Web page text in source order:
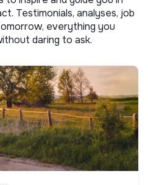
Testimonials, analyses, job
everything you
daring to ask.